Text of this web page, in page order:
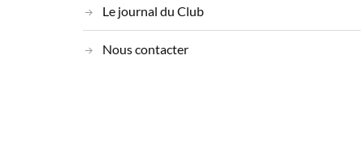
Le journal du Club
Nous contacter